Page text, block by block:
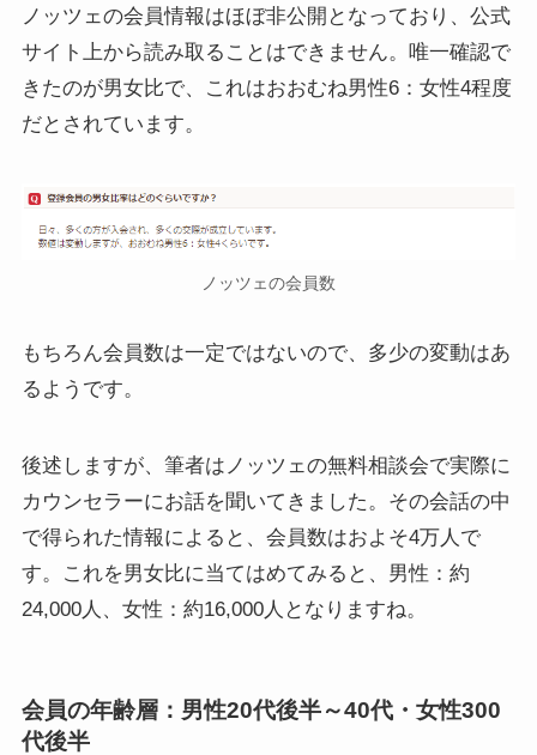
ノッツェの会員情報はほぼ非公開となっており、公式
サイト上から読み取ることはできません。唯一確認で
きたのが男女比で、これはおおむね男性6：女性4程度
だとされています。
ノッツェの会員数
もちろん会員数は一定ではないので、多少の変動はあ
るようです。
後述しますが、筆者はノッツェの無料相談会で実際に
カウンセラーにお話を聞いてきました。その会話の中
で得られた情報によると、会員数はおよそ4万人で
す。これを男女比に当てはめてみると、男性：約
24,000人、女性：約16,000人となりますね。
会員の年齢層：男性20代後半～40代・女性300
代後半